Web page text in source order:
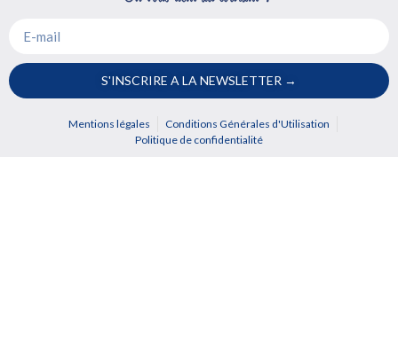
S'INSCRIRE A LA NEWSLETTER →
Mentions légales
Conditions Générales d'Utilisation
Politique de confidentialité